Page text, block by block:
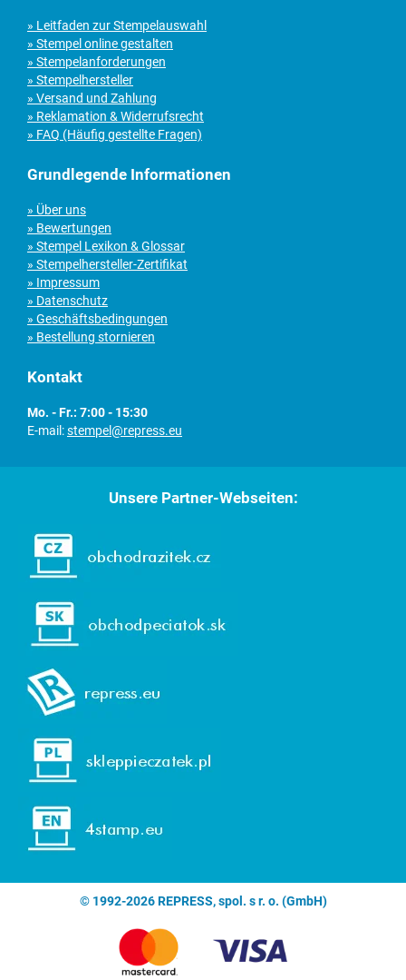
» Leitfaden zur Stempelauswahl
» Stempel online gestalten
» Stempelanforderungen
» Stempelhersteller
» Versand und Zahlung
» Reklamation & Widerrufsrecht
» FAQ (Häufig gestellte Fragen)
Grundlegende Informationen
» Über uns
» Bewertungen
» Stempel Lexikon & Glossar
» Stempelhersteller-Zertifikat
» Impressum
» Datenschutz
» Geschäftsbedingungen
» Bestellung stornieren
Kontakt
Mo. - Fr.: 7:00 - 15:30
E-mail:stempel@repress.eu
Unsere Partner-Webseiten:
© 1992-2026 REPRESS, spol. s r. o. (GmbH)